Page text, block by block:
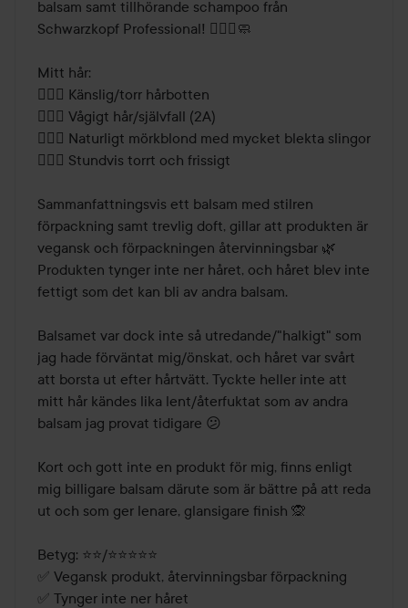
balsam samt tillhörande schampoo från
Schwarzkopf Professional! 🧖🏼‍♀️🧼
Mitt hår:
🧝🏻‍♀️ Känslig/torr hårbotten
🧝🏻‍♀️ Vågigt hår/självfall (2A)
🧝🏻‍♀️ Naturligt mörkblond med mycket blekta slingor
🧝🏻‍♀️ Stundvis torrt och frissigt
Sammanfattningsvis ett balsam med stilren
förpackning samt trevlig doft, gillar att produkten är
vegansk och förpackningen återvinningsbar 🌿
Produkten tynger inte ner håret, och håret blev inte
fettigt som det kan bli av andra balsam.
Balsamet var dock inte så utredande/"halkigt" som
jag hade förväntat mig/önskat, och håret var svårt
att borsta ut efter hårtvätt. Tyckte heller inte att
mitt hår kändes lika lent/återfuktat som av andra
balsam jag provat tidigare 😕
Kort och gott inte en produkt för mig, finns enligt
mig billigare balsam därute som är bättre på att reda
ut och som ger lenare, glansigare finish 🙊
Betyg: ⭐️⭐️/⭐️⭐️⭐️⭐️⭐️
✅ Vegansk produkt, återvinningsbar förpackning
✅ Tynger inte ner håret